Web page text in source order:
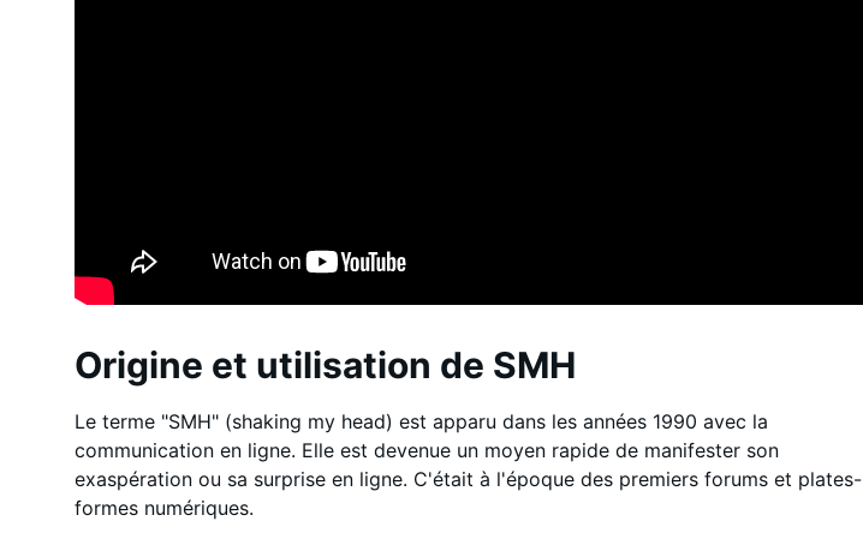
Origine et utilisation de SMH
Le terme "SMH" (shaking my head) est apparu dans les années 1990 avec la
communication en ligne. Elle est devenue un moyen rapide de manifester son
exaspération ou sa surprise en ligne. C'était à l'époque des premiers forums et plates-
formes numériques.